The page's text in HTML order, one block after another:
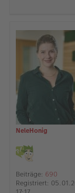
NeleHonig
Beiträge: 690
Registriert: